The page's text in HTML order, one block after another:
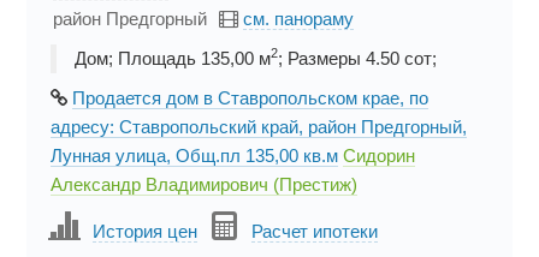
район Предгорный
см. панораму
Дом; Площадь 135,00 м2; Размеры 4.50 сот;
Продается дом в Ставропольском крае, по
адресу: Ставропольский край, район Предгорный,
Лунная улица, Общ.пл 135,00 кв.м Сидорин
Александр Владимирович (Престиж)
История цен Расчет ипотеки